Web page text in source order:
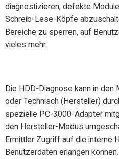
diagnostizieren, defekte
Schreib-Lese-Köpfe
Bereiche zu sperren, auf
vieles mehr.
Die HDD-Diagnose kann in den
oder Technisch (Hersteller)
spezielle PC-3000-Adapter
den Hersteller-Modus
Ermittler Zugriff auf die interne
Benutzerdaten erlangen können.